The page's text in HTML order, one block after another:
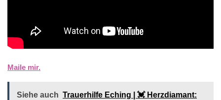
Maile mir.
Siehe auch Trauerhilfe Eching | 💓️️ Herzdiamant: